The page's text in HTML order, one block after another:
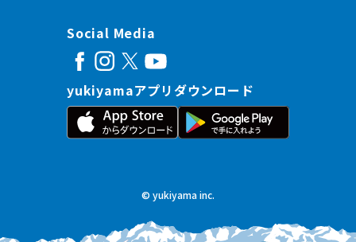
Social Media
yukiyamaアプリダウンロード
© yukiyama inc.